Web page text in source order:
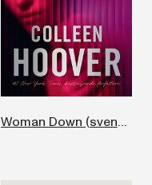
Woman Down (svensk utgåva)